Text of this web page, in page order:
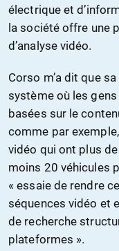
électrique et
la société offre une
d’analyse vidéo.
Corso m’a dit que
système où les
basées sur le
comme par
vidéo qui ont plus
moins 20 véhicules
« essaie de rendre
séquences vidéo et
de recherche
plateformes ».